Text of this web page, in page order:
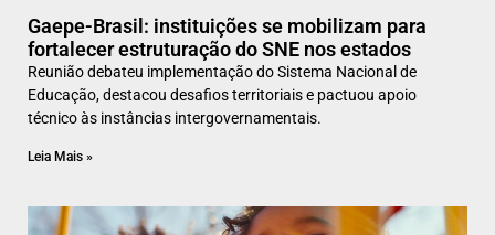
Gaepe-Brasil: instituições se mobilizam para
fortalecer estruturação do SNE nos estados
Reunião debateu implementação do Sistema Nacional de
Educação, destacou desafios territoriais e pactuou apoio
técnico às instâncias intergovernamentais.
Leia Mais »